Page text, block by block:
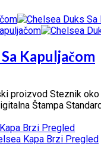
Kapuljačom
proizvod Steznik
Štampa
Brzi Pregled
Brzi Pregled